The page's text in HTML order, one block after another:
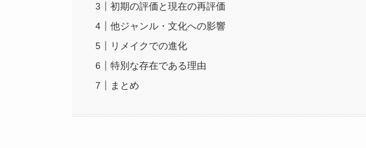
初期の評価と現在の再評価
他ジャンル・文化への影響
リメイクでの進化
特別な存在である理由
まとめ